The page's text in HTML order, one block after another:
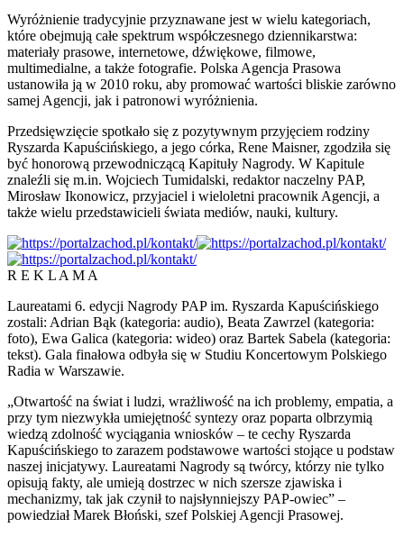
Wyróżnienie tradycyjnie przyznawane jest w wielu kategoriach,
które obejmują całe spektrum współczesnego dziennikarstwa:
materiały prasowe, internetowe, dźwiękowe, filmowe,
multimedialne, a także fotografie. Polska Agencja Prasowa
ustanowiła ją w 2010 roku, aby promować wartości bliskie zarówno
samej Agencji, jak i patronowi wyróżnienia.
Przedsięwzięcie spotkało się z pozytywnym przyjęciem rodziny
Ryszarda Kapuścińskiego, a jego córka, Rene Maisner, zgodziła się
być honorową przewodniczącą Kapituły Nagrody. W Kapitule
znaleźli się m.in. Wojciech Tumidalski, redaktor naczelny PAP,
Mirosław Ikonowicz, przyjaciel i wieloletni pracownik Agencji, a
także wielu przedstawicieli świata mediów, nauki, kultury.
R E K L A M A
Laureatami 6. edycji Nagrody PAP im. Ryszarda Kapuścińskiego
zostali: Adrian Bąk (kategoria: audio), Beata Zawrzel (kategoria:
foto), Ewa Galica (kategoria: wideo) oraz Bartek Sabela (kategoria:
tekst). Gala finałowa odbyła się w Studiu Koncertowym Polskiego
Radia w Warszawie.
„Otwartość na świat i ludzi, wrażliwość na ich problemy, empatia, a
przy tym niezwykła umiejętność syntezy oraz poparta olbrzymią
wiedzą zdolność wyciągania wniosków – te cechy Ryszarda
Kapuścińskiego to zarazem podstawowe wartości stojące u podstaw
naszej inicjatywy. Laureatami Nagrody są twórcy, którzy nie tylko
opisują fakty, ale umieją dostrzec w nich szersze zjawiska i
mechanizmy, tak jak czynił to najsłynniejszy PAP-owiec” –
powiedział Marek Błoński, szef Polskiej Agencji Prasowej.